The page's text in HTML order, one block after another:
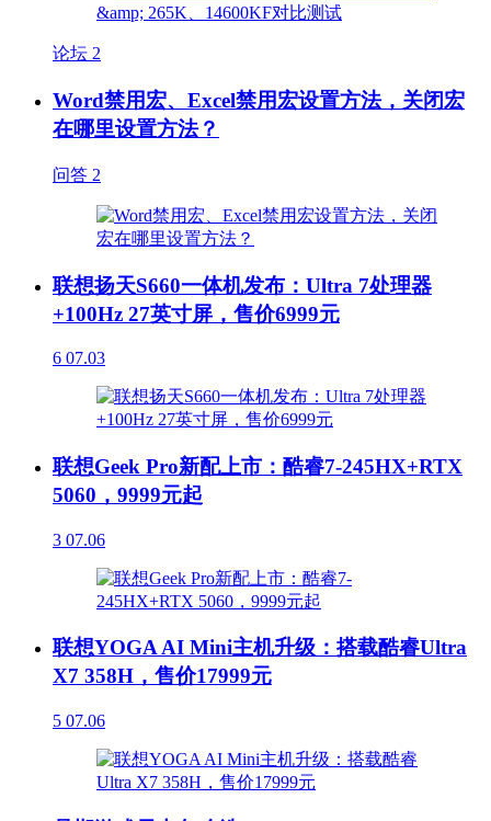
论坛 2
Word禁用宏、Excel禁用宏设置方法，关闭宏
在哪里设置方法？
问答 2
联想扬天S660一体机发布：Ultra 7处理器
+100Hz 27英寸屏，售价6999元
6 07.03
联想Geek Pro新配上市：酷睿7-245HX+RTX
5060，9999元起
3 07.06
联想YOGA AI Mini主机升级：搭载酷睿Ultra
X7 358H，售价17999元
5 07.06